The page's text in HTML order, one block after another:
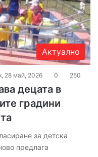
Актуално
28 май, 2026 0 250
децата в
градини
за детска
предлага